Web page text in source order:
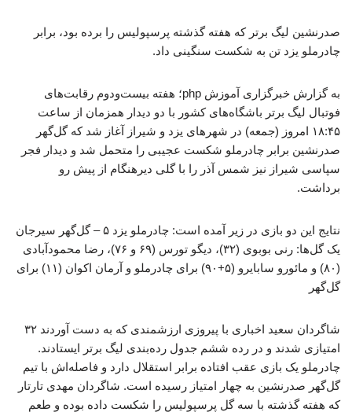
صدرنشین لیگ برتر که هفته گذشته پرسپولیس را برده بود، برابر
چادرملو یزد تن به شکست سنگینی داد.
به گزارش خبرگزاری آموزش php؛ هفته بیست‌ودوم رقابت‌های
فوتبال لیگ برتر باشگاه‌های کشور با دو دیدار همزمان از ساعت
۱۸:۴۵ امروز (جمعه) در شهرهای یزد و شیراز آغاز شد که گل‌گهر
صدرنشین برابر چادرملو شکست عجیبی را متحمل شد و دیدار فجر
سپاسی شیراز نیز شمس آذر را با گلی دیرهنگام از پیش رو
برداشت.
نتایج این دو بازی در زیر آمده است: چادرملو یزد ۵ – گل‌گهر سیرجان
یک گل‌ها: رنی بوبوی (۳۲)، دیگو تورس (۶۹ و ۷۶)، رضا محمودآبادی
(۸۰) و مائورو سابایرو (۵+۹۰) برای چادرملو و آرمان اکوان (۱۱) برای
گل‌گهر
شاگردان سعید اخباری با پیروزی ارزشمندی که به دست آوردند ۳۲
امتیازی شدند و در رده ششم جدول رده‌بندی لیگ برتر ایستادند.
چادرملو یک بازی عقب افتاده برابر استقلال دارد و فاصله‌اش با تیم
گل‌گهر صدرنشین به چهار امتیاز رسیده است. شاگردان مهدی تارتار
که هفته گذشته با سه گل پرسپولیس را شکست داده بوده و طعم